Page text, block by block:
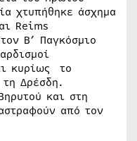
χτυπήθηκε άσχημα
Reims
Β’ Παγκόσμιο
κυρίως το
Δρέσδη.
και στη
από τον